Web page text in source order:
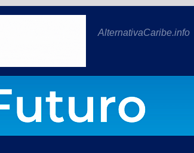
AlternativaCaribe.info